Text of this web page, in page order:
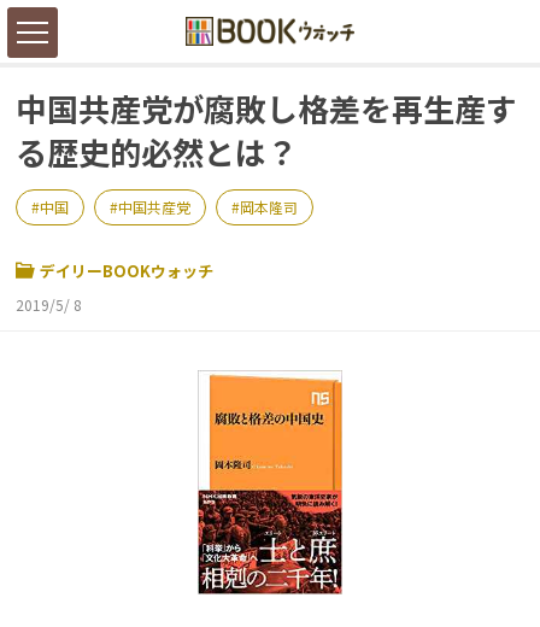
中国共産党が腐敗し格差を再生産す
る歴史的必然とは？
中国 中国共産党 岡本隆司
デイリーBOOKウォッチ
2019/5/ 8